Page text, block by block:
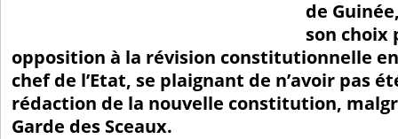
de
son choix
opposition à la révision constitutionnelle
chef de l’Etat, se plaignant de n’avoir pas
rédaction de la nouvelle constitution,
Garde des Sceaux.